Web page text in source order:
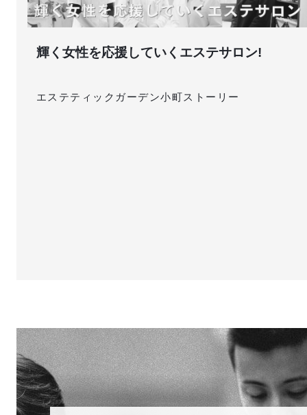
輝く女性を応援していくエステサロン!
エステティックガーデン小町ストーリー